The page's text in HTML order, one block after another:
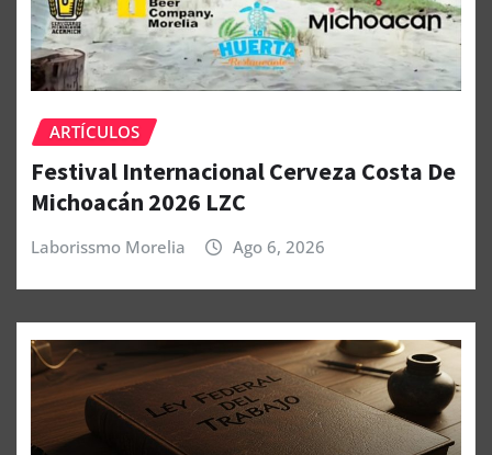
ARTÍCULOS
Festival Internacional Cerveza Costa De
Michoacán 2026 LZC
Laborissmo Morelia Ago 6, 2026